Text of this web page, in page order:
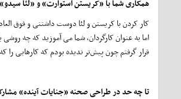
همکاری شما با «کریستن استوارت» و «لئا
کار کردن با کریستن و لئا دوست داشتنی و فوق
اما به عنوان کارگردان، شما می آموزید که چه
قرار گرفتم چون پیش‌تر ندیده بودم که کارهایی را
تا چه حد در طراحی صحنه «جنایات آینده»